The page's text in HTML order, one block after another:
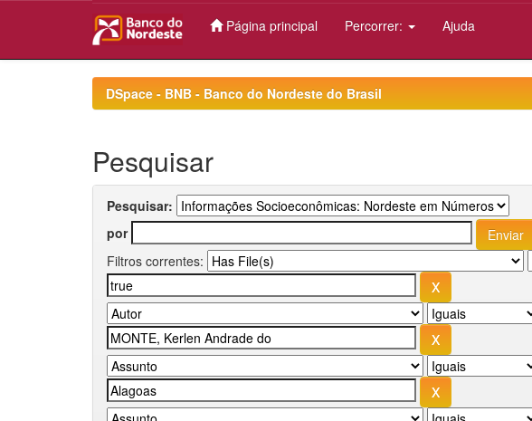
Página principal Percorrer: Ajuda
DSpace - BNB - Banco do Nordeste do Brasil
Pesquisar
Pesquisar:
por
Filtros correntes: